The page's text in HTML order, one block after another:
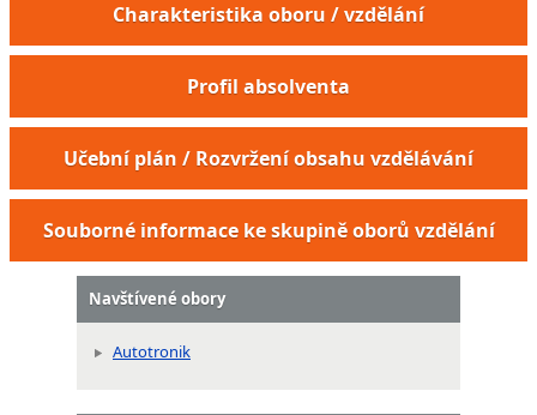
Charakteristika oboru / vzdělání
Profil absolventa
Učební plán / Rozvržení obsahu vzdělávání
Souborné informace ke skupině oborů vzdělání
Navštívené obory
Autotronik